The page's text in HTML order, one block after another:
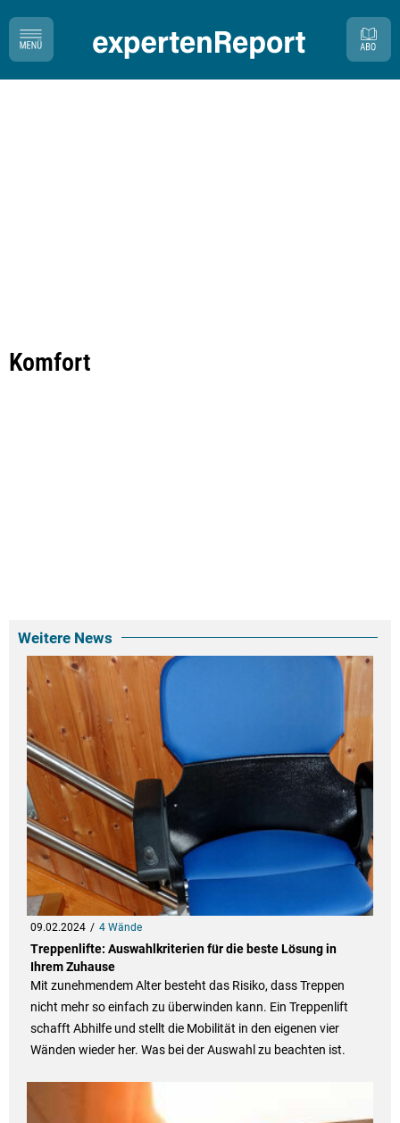
Komfort
Weitere News
09.02.2024 4 Wände
Treppenlifte: Auswahlkriterien für die beste Lösung in
Ihrem Zuhause
Mit zunehmendem Alter besteht das Risiko, dass Treppen
nicht mehr so einfach zu überwinden kann. Ein Treppenlift
schafft Abhilfe und stellt die Mobilität in den eigenen vier
Wänden wieder her. Was bei der Auswahl zu beachten ist.